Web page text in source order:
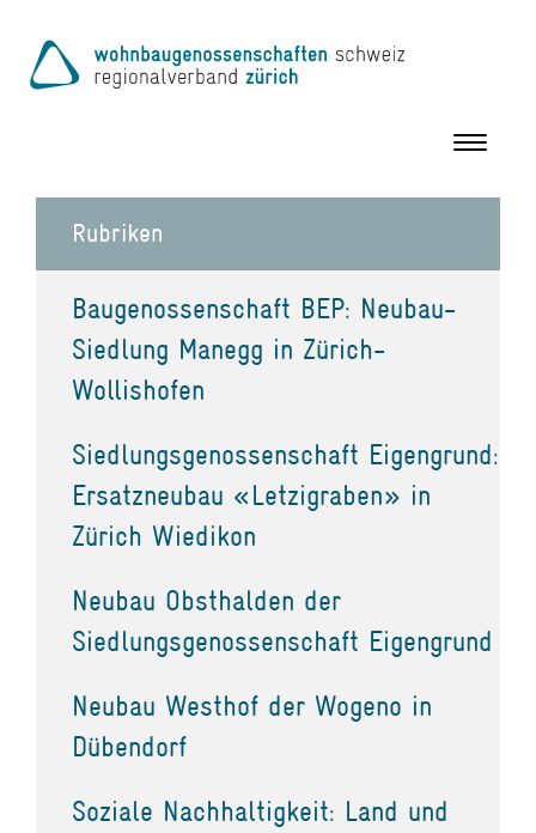
Toggle
Rubriken
Baugenossenschaft BEP: Neubau-
Siedlung Manegg in Zürich-
Wollishofen
Siedlungsgenossenschaft Eigengrund:
Ersatzneubau «Letzigraben» in
Zürich Wiedikon
Neubau Obsthalden der
Siedlungsgenossenschaft Eigengrund
Neubau Westhof der Wogeno in
Dübendorf
Soziale Nachhaltigkeit: Land und